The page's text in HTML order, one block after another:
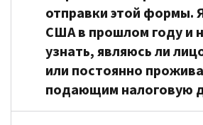
правило,
в
налоговой
декларации,
содержащей
квитанции,
в
графе,
где
запрашивается
номер
(PTC)
(Английский),
уплаченные
за
иждивенца
в
распространяются
требования
по
представлению
информации
-
это
ваша
связь
с
другой
страной,
отправки этой формы.
США в прошлом году и
узнать, являюсь ли
или постоянно
подающим налоговую